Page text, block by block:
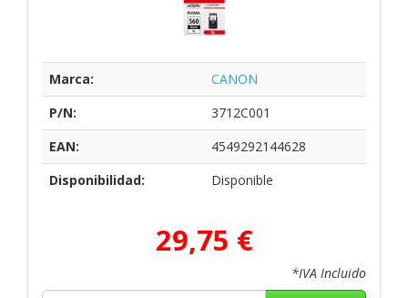
Marca:
CANON
P/N:
3712C001
EAN:
4549292144628
Disponibilidad:
Disponible
29,75 €
*IVA Incluido